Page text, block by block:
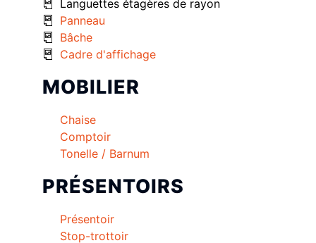
Languettes étagères de rayon
Panneau
Bâche
Cadre d'affichage
MOBILIER
Chaise
Comptoir
Tonelle / Barnum
PRÉSENTOIRS
Présentoir
Stop-trottoir